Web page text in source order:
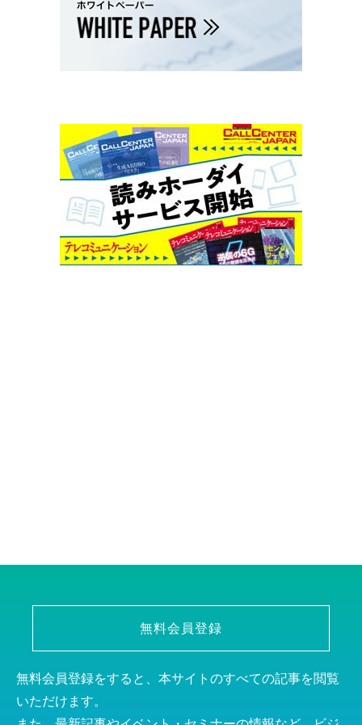
無料会員登録
無料会員登録をすると、本サイトのすべての記事を閲覧
いただけます。